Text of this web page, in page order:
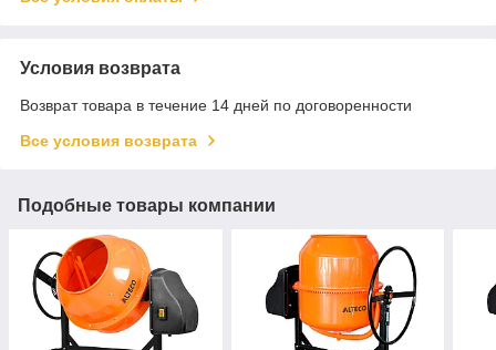
Условия возврата
Возврат товара в течение 14 дней по договоренности
Все условия возврата
Подобные товары компании